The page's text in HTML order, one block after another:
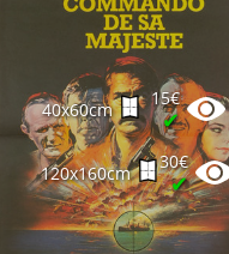
40x60cm
15€
✔
120x160cm
30€
✔